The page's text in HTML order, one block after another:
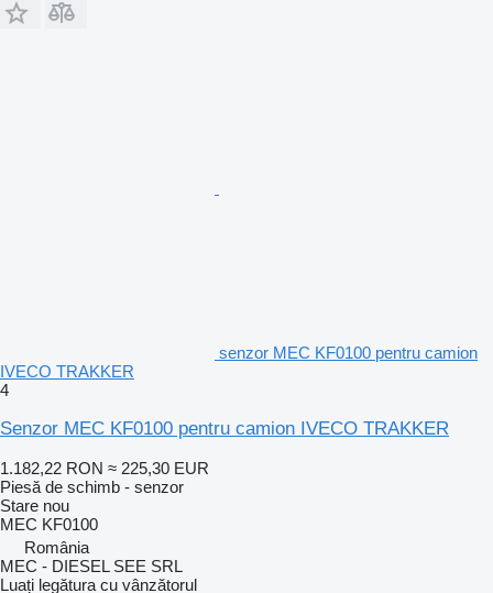
senzor MEC KF0100 pentru camion
IVECO TRAKKER
4
Senzor MEC KF0100 pentru camion IVECO TRAKKER
1.182,22 RON ≈ 225,30 EUR
Piesă de schimb - senzor
Stare nou
MEC KF0100
România
MEC - DIESEL SEE SRL
Luați legătura cu vânzătorul